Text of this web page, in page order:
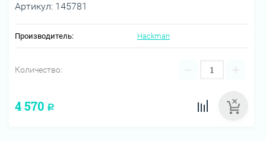
Артикул: 145781
Производитель: Hackman
Количество: − +
4 570 Р